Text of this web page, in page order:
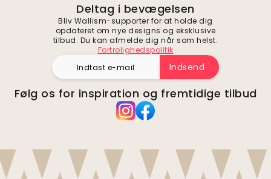
Deltag i bevægelsen
Bliv Wallism-supporter for at holde dig
opdateret om nye designs og eksklusive
tilbud. Du kan afmelde dig når som helst.
Fortrolighedspolitik
Indsend
Følg os for inspiration og fremtidige tilbud